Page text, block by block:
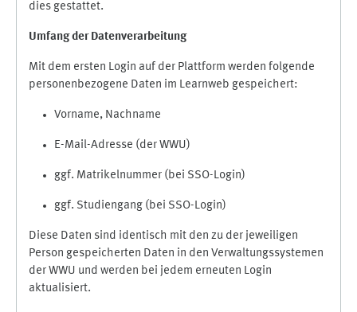
dies gestattet.
Umfang der Datenverarbeitung
Mit dem ersten Login auf der Plattform werden folgende
personenbezogene Daten im Learnweb gespeichert:
Vorname, Nachname
E-Mail-Adresse (der WWU)
ggf. Matrikelnummer (bei SSO-Login)
ggf. Studiengang (bei SSO-Login)
Diese Daten sind identisch mit den zu der jeweiligen
Person gespeicherten Daten in den Verwaltungssystemen
der WWU und werden bei jedem erneuten Login
aktualisiert.